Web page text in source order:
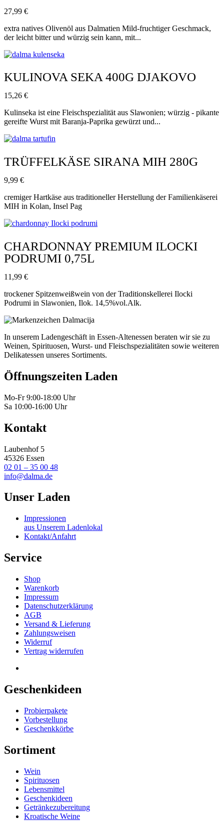
27,99 €
extra natives Olivenöl aus Dalmatien Mild-fruchtiger Geschmack,
der leicht bitter und würzig sein kann, mit...
KULINOVA SEKA 400G DJAKOVO
15,26 €
Kulinseka ist eine Fleischspezialität aus Slawonien; würzig - pikante
gereifte Wurst mit Baranja-Paprika gewürzt und...
TRÜFFELKÄSE SIRANA MIH 280G
9,99 €
cremiger Hartkäse aus traditioneller Herstellung der Familienkäserei
MIH in Kolan, Insel Pag
CHARDONNAY PREMIUM ILOCKI
PODRUMI 0,75L
11,99 €
trockener Spitzenweißwein von der Traditionskellerei Ilocki
Podrumi in Slawonien, Ilok. 14,5%vol.Alk.
In unserem Ladengeschäft in Essen-Altenessen beraten wir sie zu
Weinen, Spirituosen, Wurst- und Fleischspezialitäten sowie weiteren
Delikatessen unseres Sortiments.
Öffnungszeiten Laden
Mo-Fr 9:00-18:00 Uhr
Sa 10:00-16:00 Uhr
Kontakt
Laubenhof 5
45326 Essen
02 01 – 35 00 48
info@dalma.de
Unser Laden
Impressionen
aus Unserem Ladenlokal
Kontakt/Anfahrt
Service
Shop
Warenkorb
Impressum
Datenschutzerklärung
AGB
Versand & Lieferung
Zahlungsweisen
Widerruf
Vertrag widerrufen
Geschenkideen
Probierpakete
Vorbestellung
Geschenkkörbe
Sortiment
Wein
Spirituosen
Lebensmittel
Geschenkideen
Getränkezubereitung
Kroatische Weine